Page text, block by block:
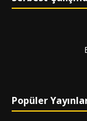
Popüler